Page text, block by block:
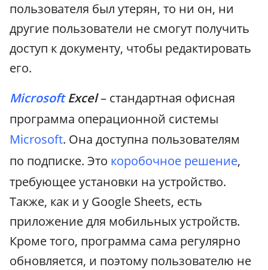
пользователя был утерян, то ни он, ни
другие пользователи не смогут получить
доступ к документу, чтобы редактировать
его.
MicrosoftExcel– стандартная офисная
программа операционной системы
Microsoft. Она доступна пользователям
по подписке. Это коробочное решение,
требующее установки на устройство.
Также, как и у Google Sheets, есть
приложение для мобильных устройств.
Кроме того, программа сама регулярно
обновляется, и поэтому пользователю не